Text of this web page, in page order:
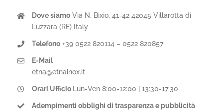
Dove siamoVia N. Bixio, 41-42 42045 Villarotta di
Luzzara (RE) Italy
Telefono+39 0522 820114 – 0522 820857
E-Mail
etna@etnainox.it
Orari Ufficio Lun-Ven 8:00-12:00 | 13:30-17:30
Adempimenti obblighi di trasparenza e pubblicità